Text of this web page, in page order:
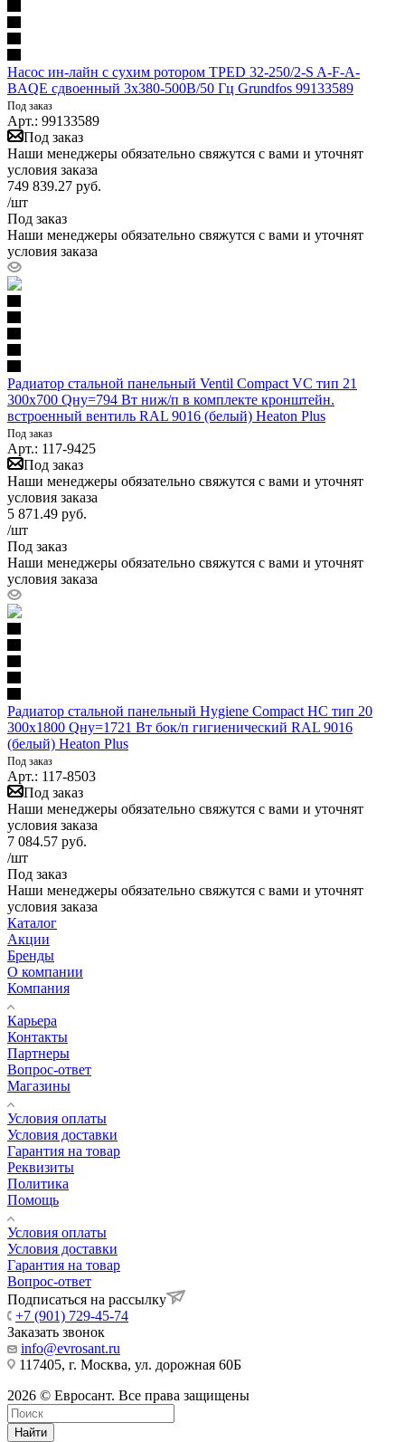
Насос ин-лайн с сухим ротором TPED 32-250/2-S A-F-A-
BAQE сдвоенный 3х380-500В/50 Гц Grundfos 99133589
Под заказ
Арт.: 99133589
Под заказ
Наши менеджеры обязательно свяжутся с вами и уточнят
условия заказа
749 839.27 руб.
/шт
Под заказ
Наши менеджеры обязательно свяжутся с вами и уточнят
условия заказа
Радиатор стальной панельный Ventil Compact VC тип 21
300х700 Qну=794 Вт ниж/п в комплекте кронштейн.
встроенный вентиль RAL 9016 (белый) Heaton Plus
Под заказ
Арт.: 117-9425
Под заказ
Наши менеджеры обязательно свяжутся с вами и уточнят
условия заказа
5 871.49 руб.
/шт
Под заказ
Наши менеджеры обязательно свяжутся с вами и уточнят
условия заказа
Радиатор стальной панельный Hygiene Compact HC тип 20
300х1800 Qну=1721 Вт бок/п гигиенический RAL 9016
(белый) Heaton Plus
Под заказ
Арт.: 117-8503
Под заказ
Наши менеджеры обязательно свяжутся с вами и уточнят
условия заказа
7 084.57 руб.
/шт
Под заказ
Наши менеджеры обязательно свяжутся с вами и уточнят
условия заказа
Каталог
Акции
Бренды
О компании
Компания
Карьера
Контакты
Партнеры
Вопрос-ответ
Магазины
Условия оплаты
Условия доставки
Гарантия на товар
Реквизиты
Политика
Помощь
Условия оплаты
Условия доставки
Гарантия на товар
Вопрос-ответ
Подписаться на рассылку
+7 (901) 729-45-74
Заказать звонок
info@evrosant.ru
117405, г. Москва, ул. дорожная 60Б
2026 © Евросант. Все права защищены
Найти